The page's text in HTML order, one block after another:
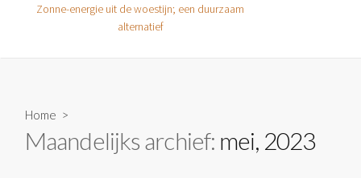
Zonne-energie uit de woestijn; een duurzaam
alternatief
Home >
Maandelijks archief: mei, 2023